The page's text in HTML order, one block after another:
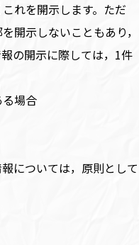
れを開示します。ただ
開示しないこともあり，
の開示に際しては，1件
場合
については，原則として